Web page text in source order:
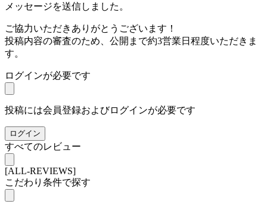
メッセージを送信しました。
ご協力いただきありがとうございます！
投稿内容の審査のため、公開まで約3営業日程度いただきま
す。
ログインが必要です
投稿には会員登録およびログインが必要です
ログイン
すべてのレビュー
[ALL-REVIEWS]
こだわり条件で探す